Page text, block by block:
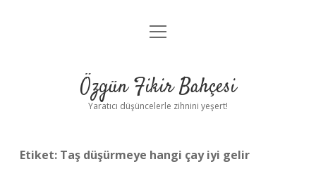
Anasayfa
Yasal Uyarı
menüyü
Özgün Fikir Bahçesi
Yaratıcı düşüncelerle zihnini yeşert!
Etiket: Taş düşürmeye hangi çay iyi gelir